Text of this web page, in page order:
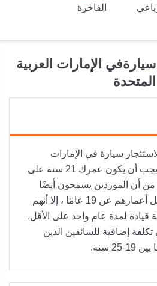
الفاخرة
في الإمارات العربية
المتحدة
سيارة في الإمارات
العربية المتحدة ، يجب أن يكون عمرك 21 سنة على
من أن الموردين يسمحون أيضًا
للسائقين الذين تقل أعمارهم عن 19 عامًا ، إلا أنهم
قيادة لمدة عام واحد على الأقل.
إضافية للسائقين الذين
سنة.